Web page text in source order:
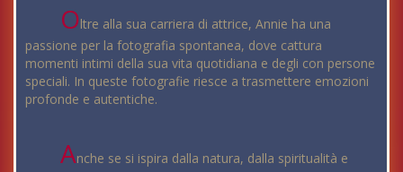
Oltre alla sua carriera di attrice, Annie ha una
passione per la fotografia spontanea, dove cattura
momenti intimi della sua vita quotidiana e degli con persone
speciali. In queste fotografie riesce a trasmettere emozioni
profonde e autentiche.
Anche se si ispira dalla natura, dalla spiritualità e